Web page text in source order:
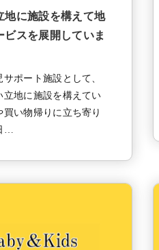
地に施設を構えて地
ビスを展開していま
ポート施設として、
立地に施設を構えてい
買い物帰りに立ち寄り
…